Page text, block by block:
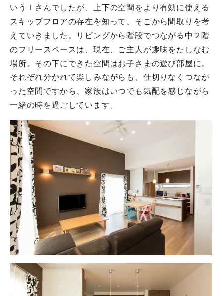
いうＩさんでしたが、上下の空間をより有効に使える
スキップフロアの存在を知って、そこから間取りを考
えていきました。リビングから階段でつながる中２階
のフリースペースは、現在、ご主人が趣味をたしなむ
場所。その下にできた空間はお子さまの遊び部屋に。
それぞれ分かれて楽しみながらも、仕切りなくつなが
った空間ですから、家族はいつでも気配を感じながら
一緒の時を過ごしています。